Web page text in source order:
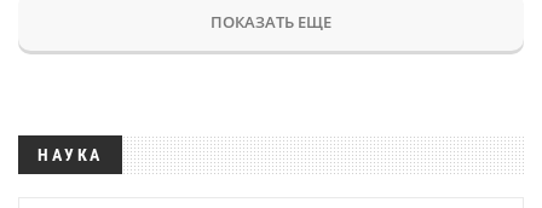
ПОКАЗАТЬ ЕЩЕ
НАУКА